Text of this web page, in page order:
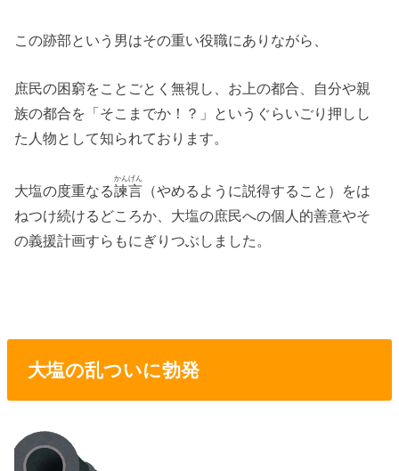
この跡部という男はその重い役職にありながら、
庶民の困窮をことごとく無視し、お上の都合、自分や親
族の都合を「そこまでか！？」というぐらいごり押しし
た人物として知られております。
大塩の度重なる諫言
かんげん
（やめるように説得すること）をは
ねつけ続けるどころか、大塩の庶民への個人的善意やそ
の義援計画すらもにぎりつぶしました。
大塩の乱ついに勃発